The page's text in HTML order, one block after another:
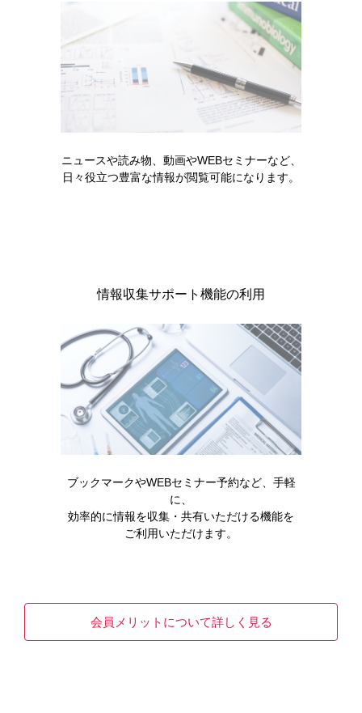
製品名・キーワードから探す
コード一覧
製品に関する注目コンテンツ
ベシケアの製品Q&A
ニュースや読み物、動画やWEBセミナーなど、
日々役立つ豊富な情報が閲覧可能になります。
情報収集サポート機能の利用
ブックマークやWEBセミナー予約など、手軽
に、
効率的に情報を収集・共有いただける機能を
ご利用いただけます。
会員メリットについて詳しく見る